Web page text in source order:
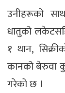
उनीहरूको
धातुको
१ थान,
कानको बेरुवा
गरेको छ ।